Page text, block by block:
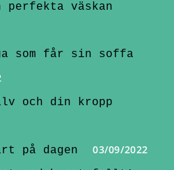
perfekta väskan
som får sin soffa
och din kropp
på dagen 03/09/2022